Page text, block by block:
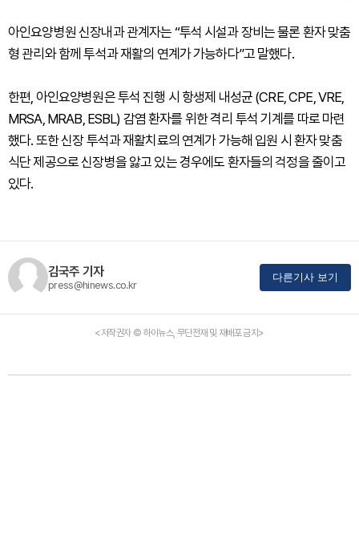
아인요양병원 신장내과 관계자는 “투석 시설과 장비는 물론 환자 맞춤
형 관리와 함께 투석과 재활의 연계가 가능하다”고 말했다.
한편, 아인요양병원은 투석 진행 시 항생제 내성균 (CRE, CPE, VRE,
MRSA, MRAB, ESBL) 감염 환자를 위한 격리 투석 기계를 따로 마련
했다. 또한 신장 투석과 재활치료의 연계가 가능해 입원 시 환자 맞춤
식단 제공으로 신장병을 앓고 있는 경우에도 환자들의 걱정을 줄이고
있다.
김국주 기자
press@hinews.co.kr
다른기사 보기
<저작권자 © 하이뉴스, 무단전재 및 재배포 금지>